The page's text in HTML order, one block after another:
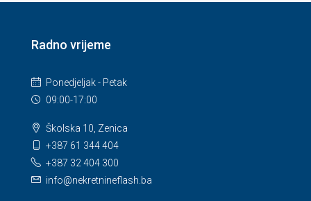
Radno vrijeme
Ponedjeljak - Petak
09:00-17:00
Školska 10, Zenica
+387 61 344 404
+387 32 404 300
info@nekretnineflash.ba